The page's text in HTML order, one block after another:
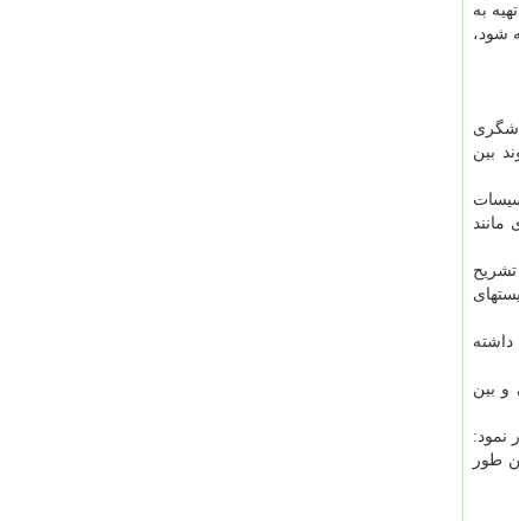
به
شود،
بین
مانند
و بین
نمود:
طور